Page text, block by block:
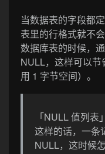
当数据表的字段都
表里的行格式就不
数据库表的时候，
NULL，这样可以
用 1 字节空间）。
「NULL 值列
这样的话，一条
NULL，这时候